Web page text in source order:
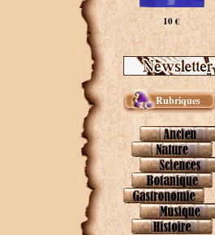
10 €
Rubriques